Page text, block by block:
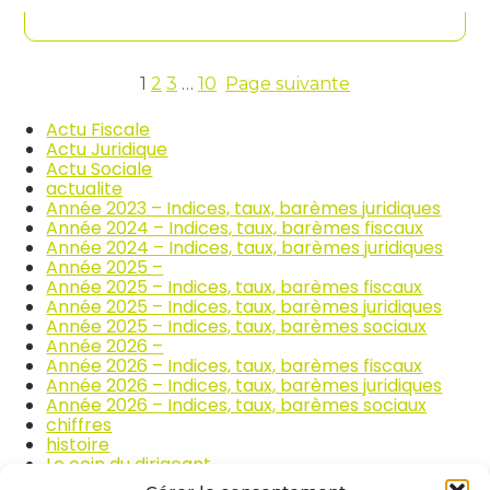
m
e
l
a
r
p
a
r
t
i
o
u
i
e
r
i
x
d
e
s
p
r
o
d
u
i
s
1 2 3 … 10 Page suivante
Actu Fiscale
Actu Juridique
Actu Sociale
actualite
Année 2023 – Indices, taux, barèmes juridiques
Année 2024 – Indices, taux, barèmes fiscaux
Année 2024 – Indices, taux, barèmes juridiques
Année 2025 –
Année 2025 – Indices, taux, barèmes fiscaux
Année 2025 – Indices, taux, barèmes juridiques
Année 2025 – Indices, taux, barèmes sociaux
Année 2026 –
Année 2026 – Indices, taux, barèmes fiscaux
Année 2026 – Indices, taux, barèmes juridiques
Année 2026 – Indices, taux, barèmes sociaux
chiffres
histoire
Le coin du dirigeant